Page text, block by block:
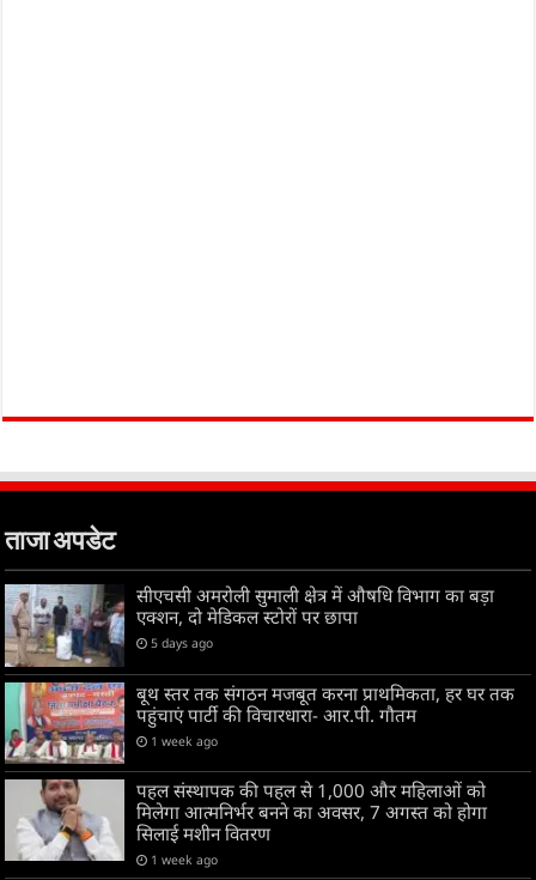
ताजा अपडेट
सीएचसी अमरोली सुमाली क्षेत्र में औषधि विभाग का बड़ा
एक्शन, दो मेडिकल स्टोरों पर छापा
5 days ago
बूथ स्तर तक संगठन मजबूत करना प्राथमिकता, हर घर तक
पहुंचाएं पार्टी की विचारधारा- आर.पी. गौतम
1 week ago
पहल संस्थापक की पहल से 1,000 और महिलाओं को
मिलेगा आत्मनिर्भर बनने का अवसर, 7 अगस्त को होगा
सिलाई मशीन वितरण
1 week ago